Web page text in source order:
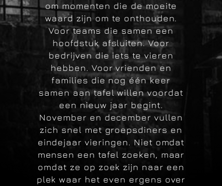
om momenten die de moeite
waard zijn om te onthouden.
Voor teams die samen een
hoofdstuk afsluiten. Voor
bedrijven die iets te vieren
hebben. Voor vrienden en
families die nog één keer
samen aan tafel willen voordat
een nieuw jaar begint.
November en december vullen
zich snel met groepsdiners en
eindejaar vieringen. Niet omdat
mensen een tafel zoeken, maar
omdat ze op zoek zijn naar een
plek waar het even ergens over